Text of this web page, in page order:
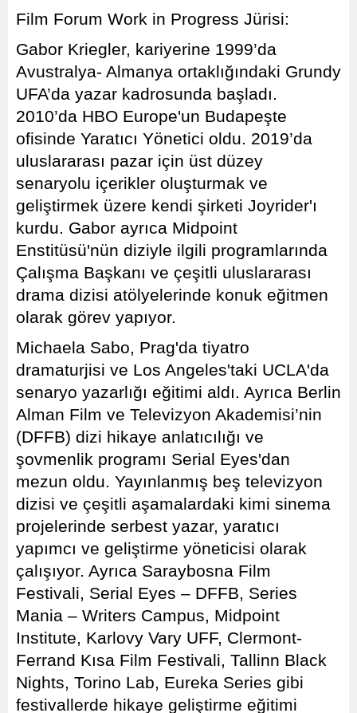
Film Forum Work in Progress Jürisi:
Gabor Kriegler, kariyerine 1999’da
Avustralya- Almanya ortaklığındaki Grundy
UFA’da yazar kadrosunda başladı.
2010’da HBO Europe'un Budapeşte
ofisinde Yaratıcı Yönetici oldu. 2019’da
uluslararası pazar için üst düzey
senaryolu içerikler oluşturmak ve
geliştirmek üzere kendi şirketi Joyrider'ı
kurdu. Gabor ayrıca Midpoint
Enstitüsü'nün diziyle ilgili programlarında
Çalışma Başkanı ve çeşitli uluslararası
drama dizisi atölyelerinde konuk eğitmen
olarak görev yapıyor.
Michaela Sabo, Prag'da tiyatro
dramaturjisi ve Los Angeles'taki UCLA'da
senaryo yazarlığı eğitimi aldı. Ayrıca Berlin
Alman Film ve Televizyon Akademisi’nin
(DFFB) dizi hikaye anlatıcılığı ve
şovmenlik programı Serial Eyes'dan
mezun oldu. Yayınlanmış beş televizyon
dizisi ve çeşitli aşamalardaki kimi sinema
projelerinde serbest yazar, yaratıcı
yapımcı ve geliştirme yöneticisi olarak
çalışıyor. Ayrıca Saraybosna Film
Festivali, Serial Eyes – DFFB, Series
Mania – Writers Campus, Midpoint
Institute, Karlovy Vary UFF, Clermont-
Ferrand Kısa Film Festivali, Tallinn Black
Nights, Torino Lab, Eureka Series gibi
festivallerde hikaye geliştirme eğitimi